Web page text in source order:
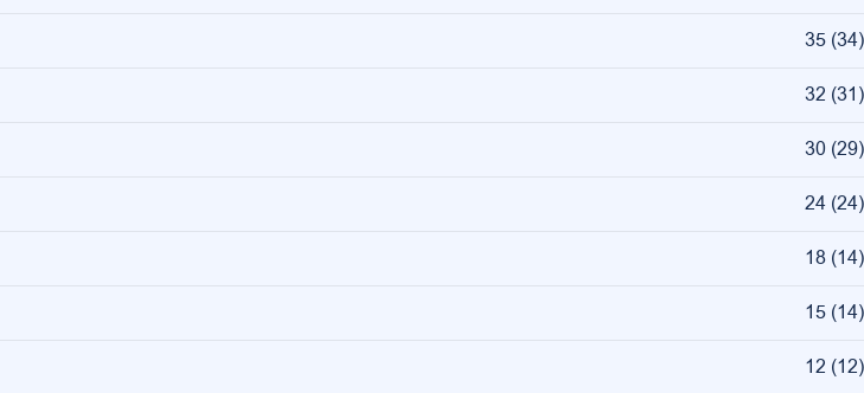
35 (34)
32 (31)
30 (29)
24 (24)
18 (14)
15 (14)
12 (12)